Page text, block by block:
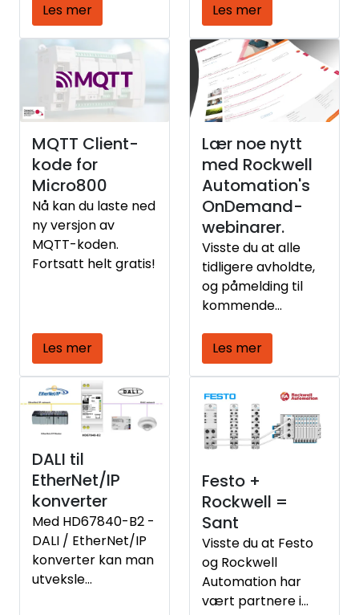
Les mer Les mer
MQTT Client-
kode for
Micro800
Nå kan du laste ned
ny versjon av
MQTT-koden.
Fortsatt helt gratis!
Les mer
Lær noe nytt
med Rockwell
Automation's
OnDemand-
webinarer.
Visste du at alle
tidligere avholdte,
og påmelding til
kommende
Rockwell
Automation ligger
samlet på en
nettside?
Les mer
DALI til
EtherNet/IP
konverter
Med HD67840-B2 -
DALI / EtherNet/IP
konverter kan man
utveksle
Festo +
Rockwell =
Sant
Visste du at Festo
og Rockwell
Automation har
vært partnere i